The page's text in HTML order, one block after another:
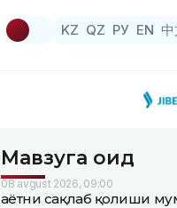
KZ QZ РУ EN
Мавзуга оид
08 avgust 2026, 09:00
Ҳаётни сақлаб қолиши